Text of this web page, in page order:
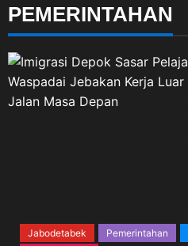
PEMERINTAHAN
Jabodetabek Pemerintahan